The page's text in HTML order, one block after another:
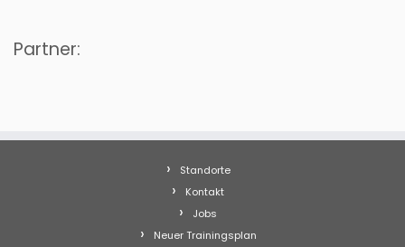
Partner:
Standorte
Kontakt
Jobs
Neuer Trainingsplan